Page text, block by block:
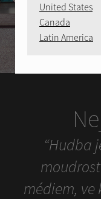
“Hudba
médiem, ve
United States
Canada
Latin America